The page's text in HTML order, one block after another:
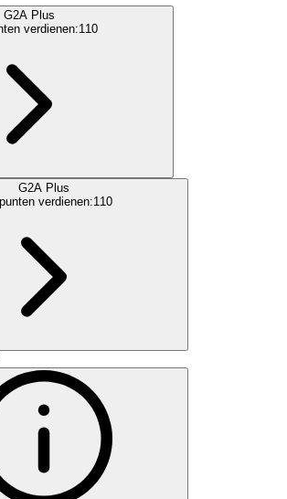
G2A Plus
verdienen:110
G2A Plus
verdienen:110